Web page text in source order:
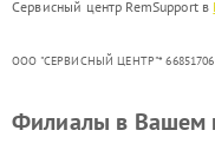
Сервисный центр RemSupport в
ООО "СЕРВИСНЫЙ ЦЕНТР"*
Филиалы в Вашем